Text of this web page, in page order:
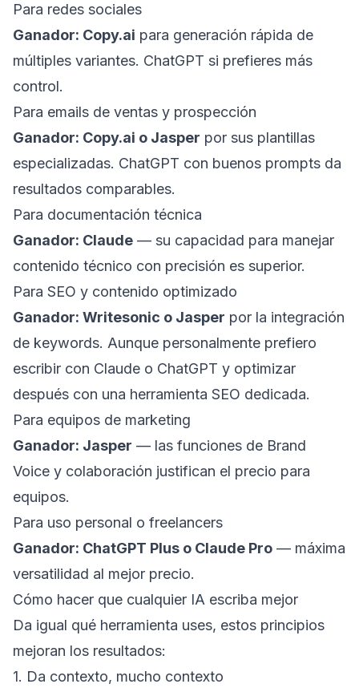
Para redes sociales
Ganador: Copy.ai para generación rápida de
múltiples variantes. ChatGPT si prefieres más
control.
Para emails de ventas y prospección
Ganador: Copy.ai o Jasper por sus plantillas
especializadas. ChatGPT con buenos prompts da
resultados comparables.
Para documentación técnica
Ganador: Claude — su capacidad para manejar
contenido técnico con precisión es superior.
Para SEO y contenido optimizado
Ganador: Writesonic o Jasper por la integración
de keywords. Aunque personalmente prefiero
escribir con Claude o ChatGPT y optimizar
después con una herramienta SEO dedicada.
Para equipos de marketing
Ganador: Jasper — las funciones de Brand
Voice y colaboración justifican el precio para
equipos.
Para uso personal o freelancers
Ganador: ChatGPT Plus o Claude Pro — máxima
versatilidad al mejor precio.
Cómo hacer que cualquier IA escriba mejor
Da igual qué herramienta uses, estos principios
mejoran los resultados:
1. Da contexto, mucho contexto